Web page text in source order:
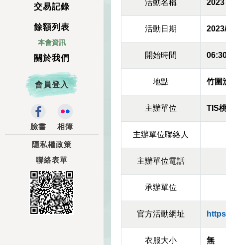
交易記錄
餘額列表
本會資訊
關於我們
會員登入
臉書 相簿
隱私權政策
聯絡表單
活動名稱 2023
活動日期
開始時間
地點 竹圍
主辦單位 TIS
主辦單位聯絡人
主辦單位電話
承辦單位
官方活動網址
衣服大小 無